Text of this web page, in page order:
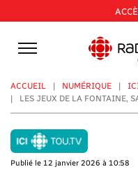
au
contenu
principal
ACCUEIL NUMÉRIQUE
LES JEUX DE LA FONTAINE,
Publié le 12 janvier 2026 à 10:58